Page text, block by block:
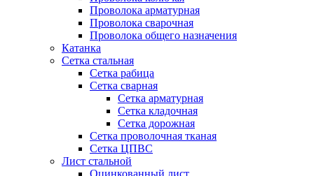
Проволока арматурная
Проволока сварочная
Проволока общего назначения
Катанка
Сетка стальная
Сетка рабица
Сетка сварная
Сетка арматурная
Сетка кладочная
Сетка дорожная
Сетка проволочная тканая
Сетка ЦПВС
Лист стальной